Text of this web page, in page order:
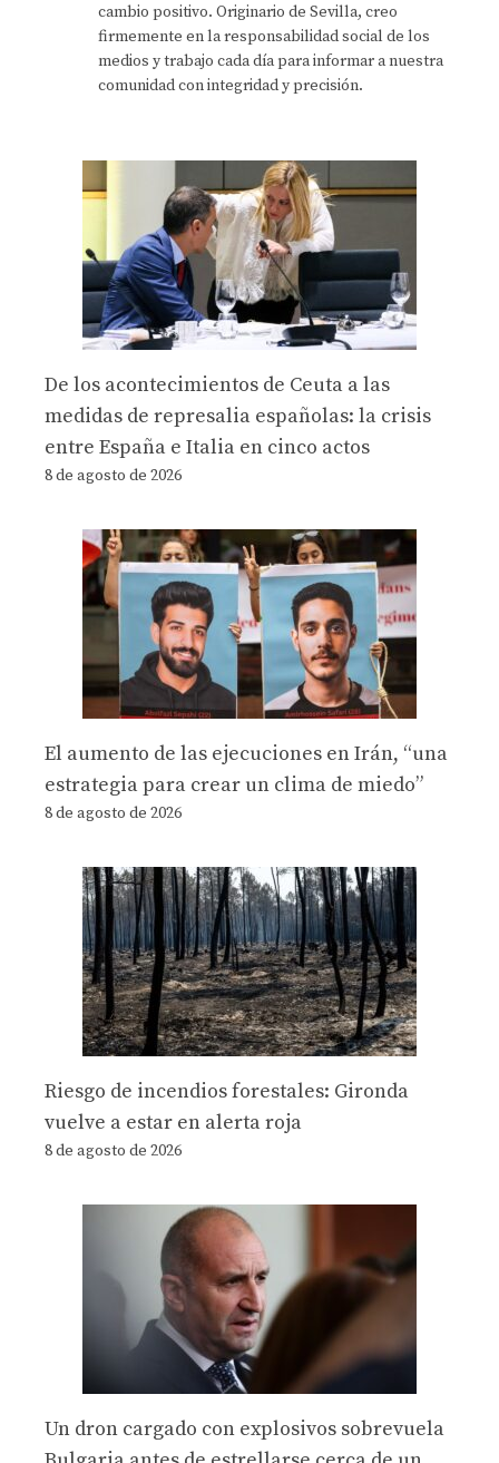
cambio positivo. Originario de Sevilla, creo
firmemente en la responsabilidad social de los
medios y trabajo cada día para informar a nuestra
comunidad con integridad y precisión.
De los acontecimientos de Ceuta a las
medidas de represalia españolas: la crisis
entre España e Italia en cinco actos
8 de agosto de 2026
El aumento de las ejecuciones en Irán, “una
estrategia para crear un clima de miedo”
8 de agosto de 2026
Riesgo de incendios forestales: Gironda
vuelve a estar en alerta roja
8 de agosto de 2026
Un dron cargado con explosivos sobrevuela